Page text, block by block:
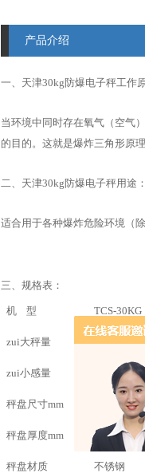
产品介绍
一、 天津30kg防爆电子秤工作
当环境中同时存在氧气（空气
的目的。这就是爆炸三角形原
二、天津30kg防爆电子秤用途：
适合用于各种爆炸危险环境（
三、 规格表：
机 型 TCS-30KG
zui大秤量 30kg
zui小感量
秤盘尺寸mm 300*400
秤盘厚度mm 1.0
秤盘材质 不锈钢